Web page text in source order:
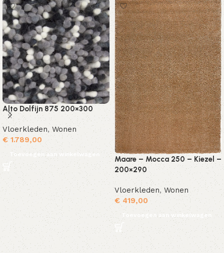
Alto Dolfijn 875 200×300
Vloerkleden, Wonen
€1.789,00
Toevoegen aan winkelwagen
Maare – Mocca 250 – Kiezel –
200×290
Vloerkleden, Wonen
€ 419,00
Toevoegen aan winkelwagen